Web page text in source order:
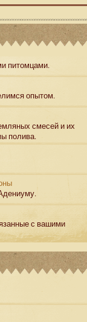
питомцами.
опытом.
смесей и их
полива.
с вашими